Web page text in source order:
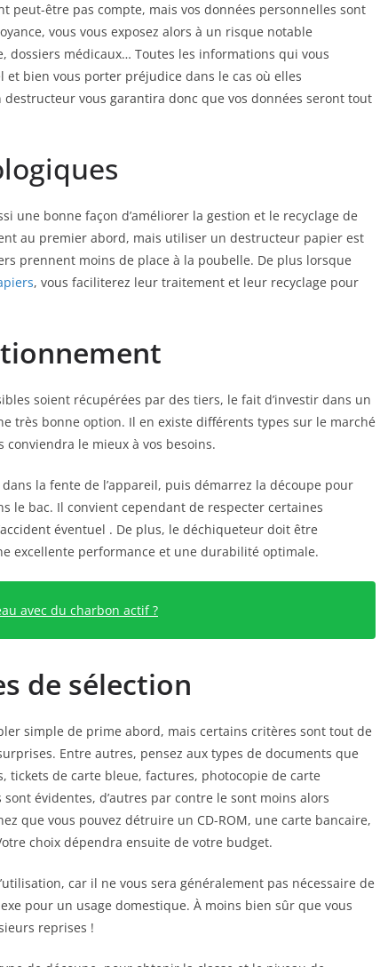
peut-être pas compte, mais vos données personnelles sont
vous vous exposez alors à un risque notable
dossiers médicaux… Toutes les informations qui vous
bien vous porter préjudice dans le cas où elles
vous garantira donc que vos données seront tout
une bonne façon d’améliorer la gestion et le recyclage de
au premier abord, mais utiliser un destructeur papier est
prennent moins de place à la poubelle. De plus lorsque
, vous faciliterez leur traitement et leur recyclage pour
soient récupérées par des tiers, le fait d’investir dans un
très bonne option. Il en existe différents types sur le marché
le mieux à vos besoins.
la fente de l’appareil, puis démarrez la découpe pour
le bac. Il convient cependant de respecter certaines
éventuel . De plus, le déchiqueteur doit être
excellente performance et une durabilité optimale.
avec du charbon actif ?
de sélection
simple de prime abord, mais certains critères sont tout de
Entre autres, pensez aux types de documents que
tickets de carte bleue, factures, photocopie de carte
évidentes, d’autres par contre le sont moins alors
que vous pouvez détruire un CD-ROM, une carte bancaire,
choix dépendra ensuite de votre budget.
car il ne vous sera généralement pas nécessaire de
pour un usage domestique. À moins bien sûr que vous
reprises !